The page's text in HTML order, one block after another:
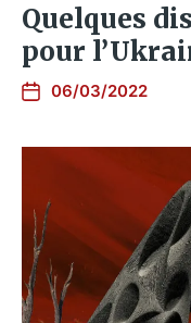
Quelques
pour
06/03/2022